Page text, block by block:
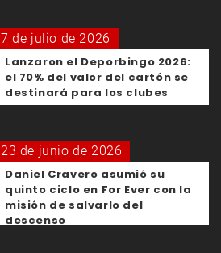
7 de julio de 2026
Lanzaron el Deporbingo 2026:
el 70% del valor del cartón se
destinará para los clubes
23 de junio de 2026
Daniel Cravero asumió su
quinto ciclo en For Ever con la
misión de salvarlo del
descenso